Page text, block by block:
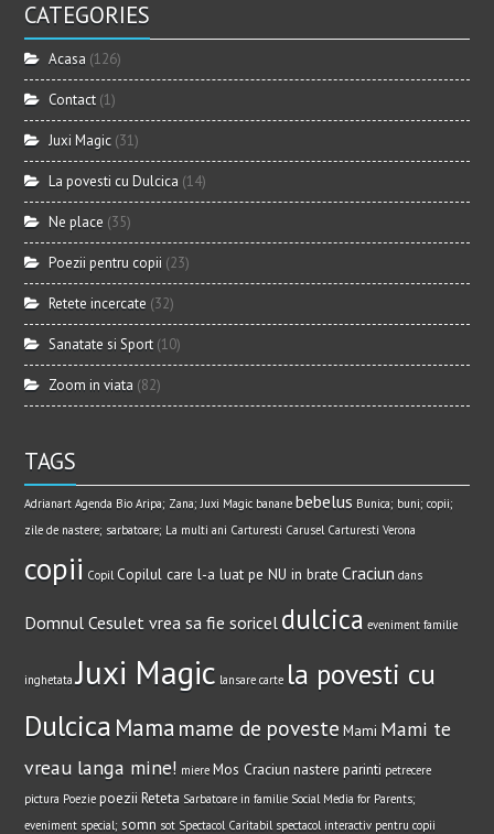
CATEGORIES
Acasa (126)
Contact (1)
Juxi Magic (31)
La povesti cu Dulcica (14)
Ne place (35)
Poezii pentru copii (23)
Retete incercate (32)
Sanatate si Sport (10)
Zoom in viata (82)
TAGS
Adrianart Agenda Bio Aripa; Zana; Juxi Magic banane bebelus Bunica; buni; copii;
zile de nastere; sarbatoare; La multi ani Carturesti Carusel Carturesti Verona
copii Copil Copilul care l-a luat pe NU in brate Craciun dans
Domnul Cesulet vrea sa fie soricel dulcica eveniment familie
inghetata Juxi Magic lansare carte la povesti cu
Dulcica Mama mame de poveste Mami Mami te
vreau langa mine! miere Mos Craciun nastere parinti petrecere
pictura Poezie poezii Reteta Sarbatoare in familie Social Media for Parents;
eveniment special; somn sot Spectacol Caritabil spectacol interactiv pentru copii